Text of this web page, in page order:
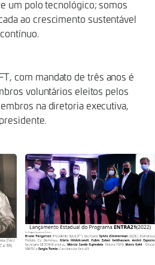
um polo tecnológico; somos
ao crescimento sustentável
com mandato de três anos é
voluntários eleitos pelos
na diretoria executiva,